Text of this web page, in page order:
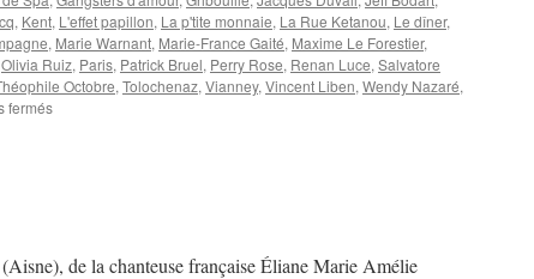
, Kent, L'effet papillon, La p'tite monnaie, La Rue Ketanou, Le dîner,
, Marie Warnant, Marie-France Gaité, Maxime Le Forestier,
Olivia Ruiz, Paris, Patrick Bruel, Perry Rose, Renan Luce, Salvatore
Octobre, Tolochenaz, Vianney, Vincent Liben, Wendy Nazaré,
ferméssur
de la chanteuse française Éliane Marie Amélie